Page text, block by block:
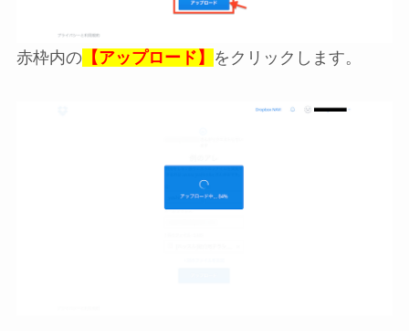
赤枠内の【アップロード】 をクリックします。